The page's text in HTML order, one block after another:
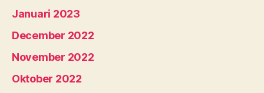
Januari 2023
December 2022
November 2022
Oktober 2022